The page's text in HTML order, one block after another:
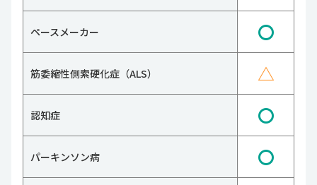
ペースメーカー 〇
筋委縮性側索硬化症（ALS） △
認知症 〇
パーキンソン病 〇